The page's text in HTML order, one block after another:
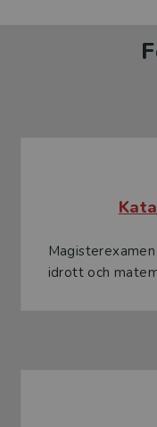
idrott och